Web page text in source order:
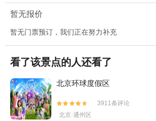
暂无报价
暂无门票预订，我们正在努力补充
看了该景点的人还看了
北京环球度假区


3911条评论
北京·通州区